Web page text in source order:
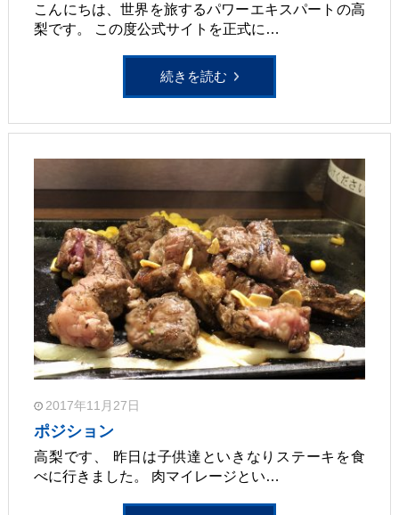
こんにちは、世界を旅するパワーエキスパートの高
梨です。 この度公式サイトを正式に…
続きを読む
2017年11月27日
ポジション
高梨です、 昨日は子供達といきなりステーキを食
べに行きました。 肉マイレージとい…